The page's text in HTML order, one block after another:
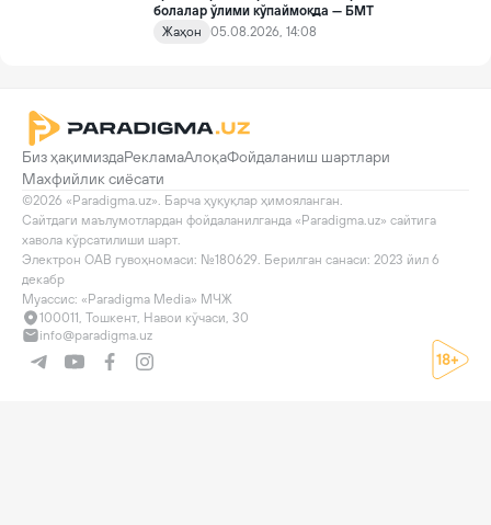
тўғрисида»ги қарори билан инклюзив таълим соҳасида қатор
янги механизмлар жорий этилади.
болалар ўлими кўпаймоқда — БМТ
Жаҳон
05.08.2026, 14:08
Биз ҳақимиздаРекламаАлоқаФойдаланиш шартлари
Махфийлик сиёсати
©2026 «Paradigma.uz». Барча ҳуқуқлар ҳимояланган.
Сайтдаги маълумотлардан фойдаланилганда «Paradigma.uz» сайтига
хавола кўрсатилиши шарт.
Электрон ОАВ гувоҳномаси: №180629. Берилган санаси: 2023 йил 6
декабр
Муассис: «Paradigma Media» МЧЖ
100011, Тошкент, Навои кўчаси, 30
info@paradigma.uz